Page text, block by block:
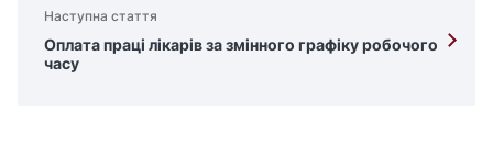
Наступна стаття
Оплата праці лікарів за змінного графіку робочого
часу